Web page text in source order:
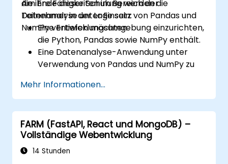
die ihre Fähigkeiten im Bereich der
Datenanalyse unter Einsatz von Pandas und
NumPy vertiefen möchten.
Am Ende dieser Schulung werden die
Teilnehmer in der Lage sein:
Eine Entwicklungsumgebung einzurichten,
die Python, Pandas sowie NumPy enthält.
Eine Datenanalyse-Anwendung unter
Verwendung von Pandas und NumPy zu
Fortgeschrittene Aufgaben der
Datensäuberung, Sortierung und Filterung
durchzuführen.
Aggregationsoperationen vorzunehmen
sowie zeitreihenbasierte Daten
auszuwerten.
Mehr Informationen...
FARM (FastAPI, React und MongoDB) –
Vollständige Webentwicklung
14 Stunden